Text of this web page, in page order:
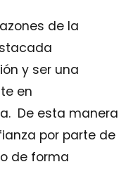
de la
y ser una
en
De esta manera
por parte de
de forma